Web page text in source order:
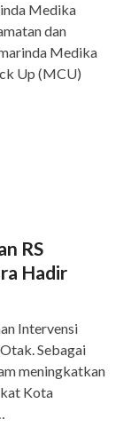
Medika
dan
Medika
Up (MCU)
RS
Hadir
Intervensi
Sebagai
meningkatkan
Kota